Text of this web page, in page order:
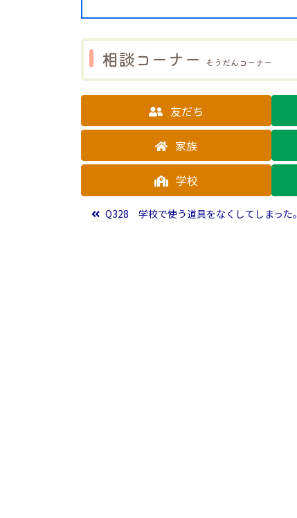
相談コーナー そうだんコーナー
友だち
家族
学校
投稿ナビゲーション
Q328 学校で使う道具をなくしてしまった。